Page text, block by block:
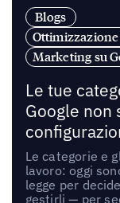
Blogs
Marketing su
Le tue
Google non
Le categorie e
lavoro: oggi
legge per
gestirli — per